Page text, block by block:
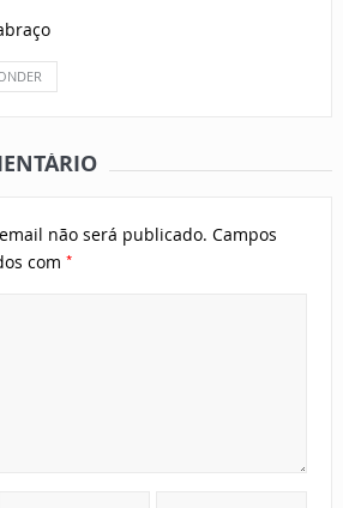
não será publicado. Campos
com *